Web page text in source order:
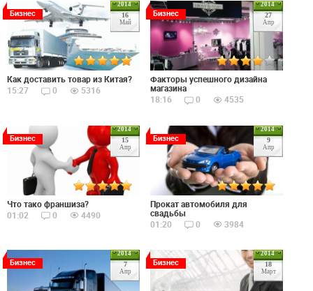
2014
16
Май
Бизнес
Как доставить товар из Китая?
15:27
0 5316
2014
27
Апр
Бизнес
Факторы успешного дизайна
магазина
18:16
0 4535
2014
15
Апр
Бизнес
Что тако франшиза?
01:02
0 4490
2014
9
Апр
Бизнес
Прокат автомобиля для
свадьбы
01:20
0 3984
2014
7
Апр
Бизнес
2014
18
Март
Бизнес